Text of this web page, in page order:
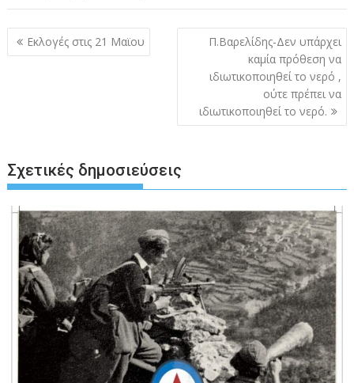
Πλοήγηση
άρθρων
Εκλογές στις 21 Μαϊου
Π.Βαρελίδης-Δεν υπάρχει
καμία πρόθεση να
ιδιωτικοποιηθεί το νερό ,
ούτε πρέπει να
ιδιωτικοποιηθεί το νερό.
Σχετικές δημοσιεύσεις